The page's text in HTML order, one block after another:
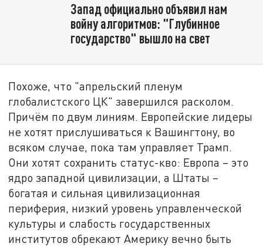
Запад официально объявил нам
войну алгоритмов: "Глубинное
государство" вышло на свет
Похоже, что "апрельский пленум
глобалистского ЦК" завершился расколом.
Причём по двум линиям. Европейские лидеры
не хотят прислушиваться к Вашингтону, во
всяком случае, пока там управляет Трамп.
Они хотят сохранить статус-кво: Европа – это
ядро западной цивилизации, а Штаты –
богатая и сильная цивилизационная
периферия, низкий уровень управленческой
культуры и слабость государственных
институтов обрекают Америку вечно быть